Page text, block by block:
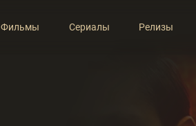
Фильмы Сериалы Релизы